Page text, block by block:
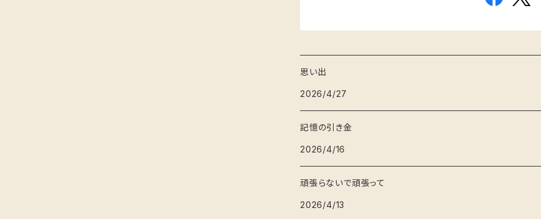
思い出
2026/4/27
記憶の引き金
2026/4/16
頑張らないで頑張って
2026/4/13